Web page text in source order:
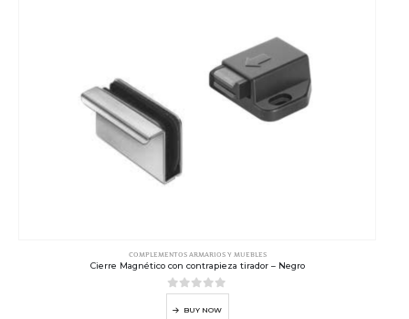
COMPLEMENTOS ARMARIOS Y MUEBLES
Cierre Magnético con contrapieza tirador – Negro
0out of 5
BUY NOW